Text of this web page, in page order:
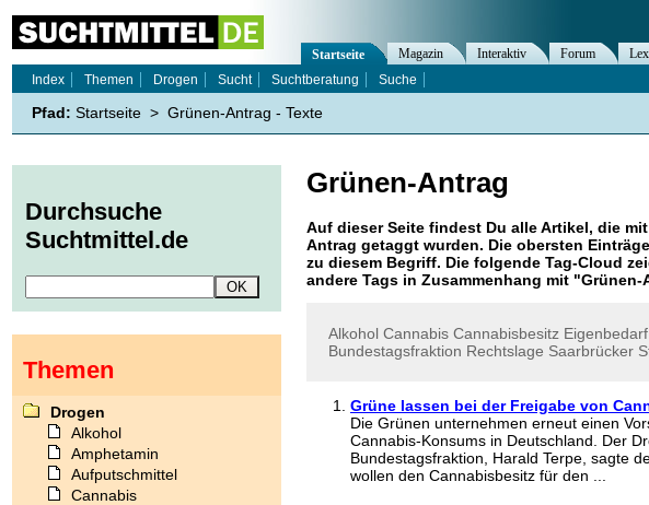
Grünen-Antrag
Auf dieser Seite findest Du alle Artikel, die
Antrag getaggt wurden. Die obersten
zu diesem Begriff. Die folgende Tag-Cloud
andere Tags in Zusammenhang mit "Grünen-
Alkohol Cannabis Cannabisbesitz Eigenbedarf
Bundestagsfraktion Rechtslage Saarbrücker
Grüne lassen bei der Freigabe von
Die Grünen unternehmen erneut einen
Cannabis-Konsums in Deutschland. Der
Bundestagsfraktion, Harald Terpe, sagte
wollen den Cannabisbesitz für den ...
Startseite Magazin Interaktiv Forum
Index
Themen Drogen Sucht Suchtberatung Suche
Pfad: Startseite > Grünen-Antrag - Texte
Durchsuche
Suchtmittel.de
Themen
Drogen
Alkohol
Amphetamin
Aufputschmittel
Cannabis